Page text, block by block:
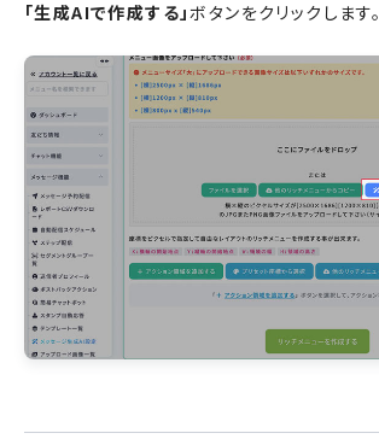
「生成AIで作成する」ボタンをクリックします。